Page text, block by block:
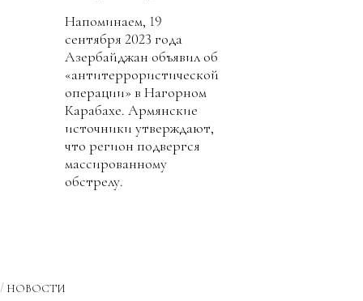
Напоминаем, 19
сентября 2023 года
Азербайджан объявил об
«антитеррористической
операции» в Нагорном
Карабахе. Армянские
источники утверждают,
что регион подвергся
массированному
обстрелу.
НОВОСТИ